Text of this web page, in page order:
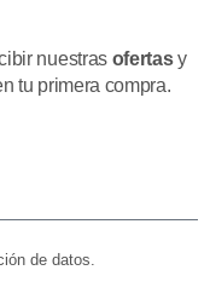
nuestras ofertasy
tu primera compra.
de datos.